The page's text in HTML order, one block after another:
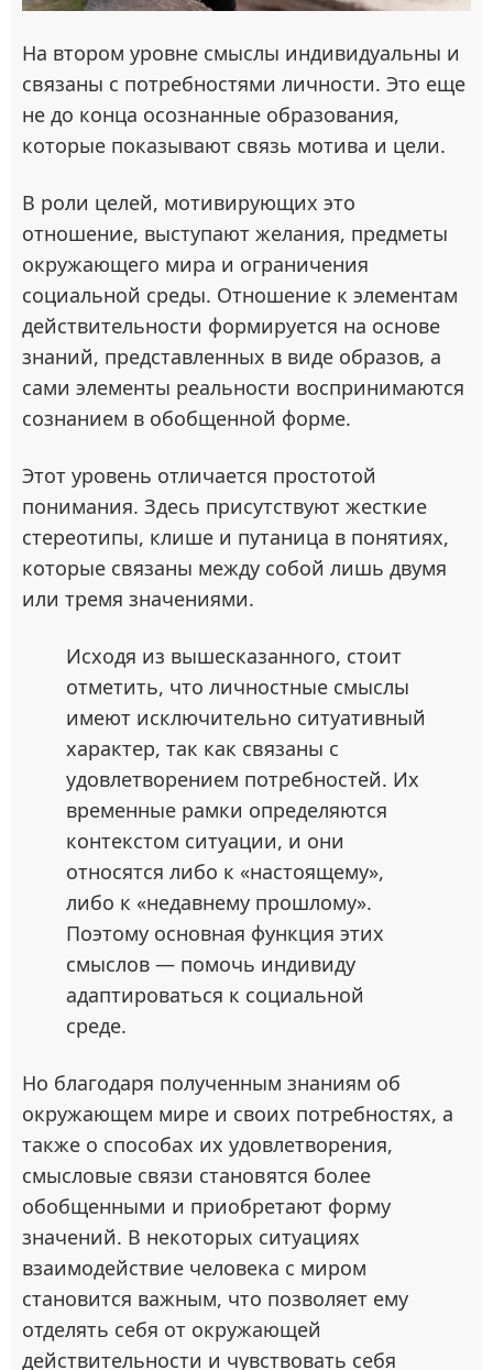
На втором уровне смыслы индивидуальны и
связаны с потребностями личности. Это еще
не до конца осознанные образования,
которые показывают связь мотива и цели.
В роли целей, мотивирующих это
отношение, выступают желания, предметы
окружающего мира и ограничения
социальной среды. Отношение к элементам
действительности формируется на основе
знаний, представленных в виде образов, а
сами элементы реальности воспринимаются
сознанием в обобщенной форме.
Этот уровень отличается простотой
понимания. Здесь присутствуют жесткие
стереотипы, клише и путаница в понятиях,
которые связаны между собой лишь двумя
или тремя значениями.
Исходя из вышесказанного, стоит
отметить, что личностные смыслы
имеют исключительно ситуативный
характер, так как связаны с
удовлетворением потребностей. Их
временные рамки определяются
контекстом ситуации, и они
относятся либо к «настоящему»,
либо к «недавнему прошлому».
Поэтому основная функция этих
смыслов — помочь индивиду
адаптироваться к социальной
среде.
Но благодаря полученным знаниям об
окружающем мире и своих потребностях, а
также о способах их удовлетворения,
смысловые связи становятся более
обобщенными и приобретают форму
значений. В некоторых ситуациях
взаимодействие человека с миром
становится важным, что позволяет ему
отделять себя от окружающей
действительности и чувствовать себя